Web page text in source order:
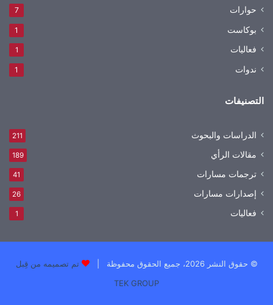
حوارات 7
بوكاست 1
فعاليات 1
ندوات 1
التصنيفات
الدراسات والبحوث 211
مقالات الرأي 189
ترجمات مسارات 41
إصدارات مسارات 26
فعاليات 1
© حقوق النشر 2026، جميع الحقوق محفوظة |
تم تصميمه من قِبل
TEK GROUP